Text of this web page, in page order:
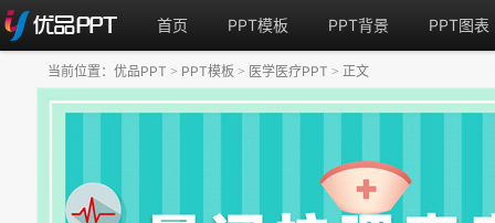
首页 PPT模板 PPT背景 PPT图表
当前位置： 优品PPT > PPT模板 > 医学医疗PPT > 正文